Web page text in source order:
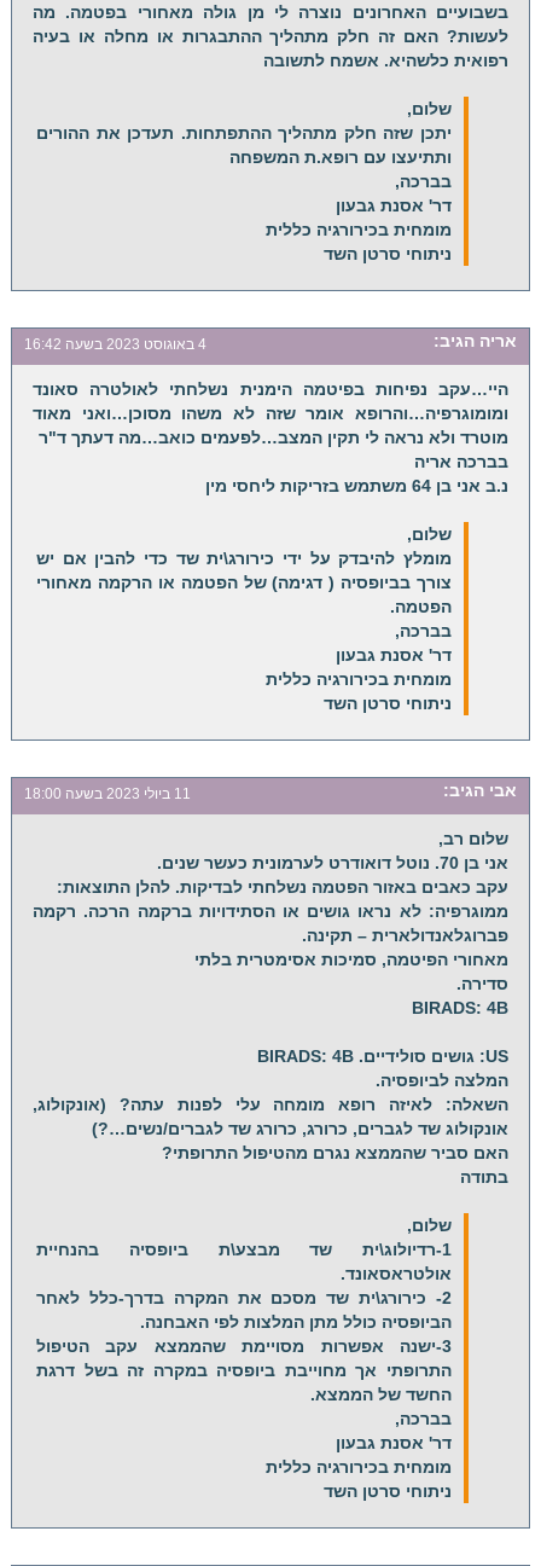
בשבועיים האחרונים נוצרה לי מן גולה מאחורי בפטמה. מה
לעשות? האם זה חלק מתהליך ההתבגרות או מחלה או בעיה
רפואית כלשהיא. אשמח לתשובה
שלום,
יתכן שזה חלק מתהליך ההתפתחות. תעדכן את ההורים
ותתיעצו עם רופא.ת המשפחה
בברכה,
דר' אסנת גבעון
מומחית בכירורגיה כללית
ניתוחי סרטן השד
אריה הגיב: 4 באוגוסט 2023 בשעה 16:42
היי…עקב נפיחות בפיטמה הימנית נשלחתי לאולטרה סאונד
ומומוגרפיה…והרופא אומר שזה לא משהו מסוכן…ואני מאוד
מוטרד ולא נראה לי תקין המצב…לפעמים כואב…מה דעתך ד"ר
בברכה אריה
נ.ב אני בן 64 משתמש בזריקות ליחסי מין
שלום,
מומלץ להיבדק על ידי כירורג\ית שד כדי להבין אם יש
צורך בביופסיה ( דגימה) של הפטמה או הרקמה מאחורי
הפטמה.
בברכה,
דר' אסנת גבעון
מומחית בכירורגיה כללית
ניתוחי סרטן השד
אבי הגיב: 11 ביולי 2023 בשעה 18:00
שלום רב,
אני בן 70. נוטל דואודרט לערמונית כעשר שנים.
עקב כאבים באזור הפטמה נשלחתי לבדיקות. להלן התוצאות:
ממוגרפיה: לא נראו גושים או הסתידויות ברקמה הרכה. רקמה
פברוגלאנדולארית – תקינה.
מאחורי הפיטמה, סמיכות אסימטרית בלתי
סדירה.
BIRADS: 4B
US: גושים סולידיים. BIRADS: 4B
המלצה לביופסיה.
השאלה: לאיזה רופא מומחה עלי לפנות עתה? (אונקולוג,
אונקולוג שד לגברים, כרורג, כרורג שד לגברים/נשים…?)
האם סביר שהממצא נגרם מהטיפול התרופתי?
בתודה
שלום,
1-רדיולוג\ית שד מבצע\ת ביופסיה בהנחיית
אולטראסאונד.
2- כירורג\ית שד מסכם את המקרה בדרך-כלל לאחר
הביופסיה כולל מתן המלצות לפי האבחנה.
3-ישנה אפשרות מסויימת שהממצא עקב הטיפול
התרופתי אך מחוייבת ביופסיה במקרה זה בשל דרגת
החשד של הממצא.
בברכה,
דר' אסנת גבעון
מומחית בכירורגיה כללית
ניתוחי סרטן השד